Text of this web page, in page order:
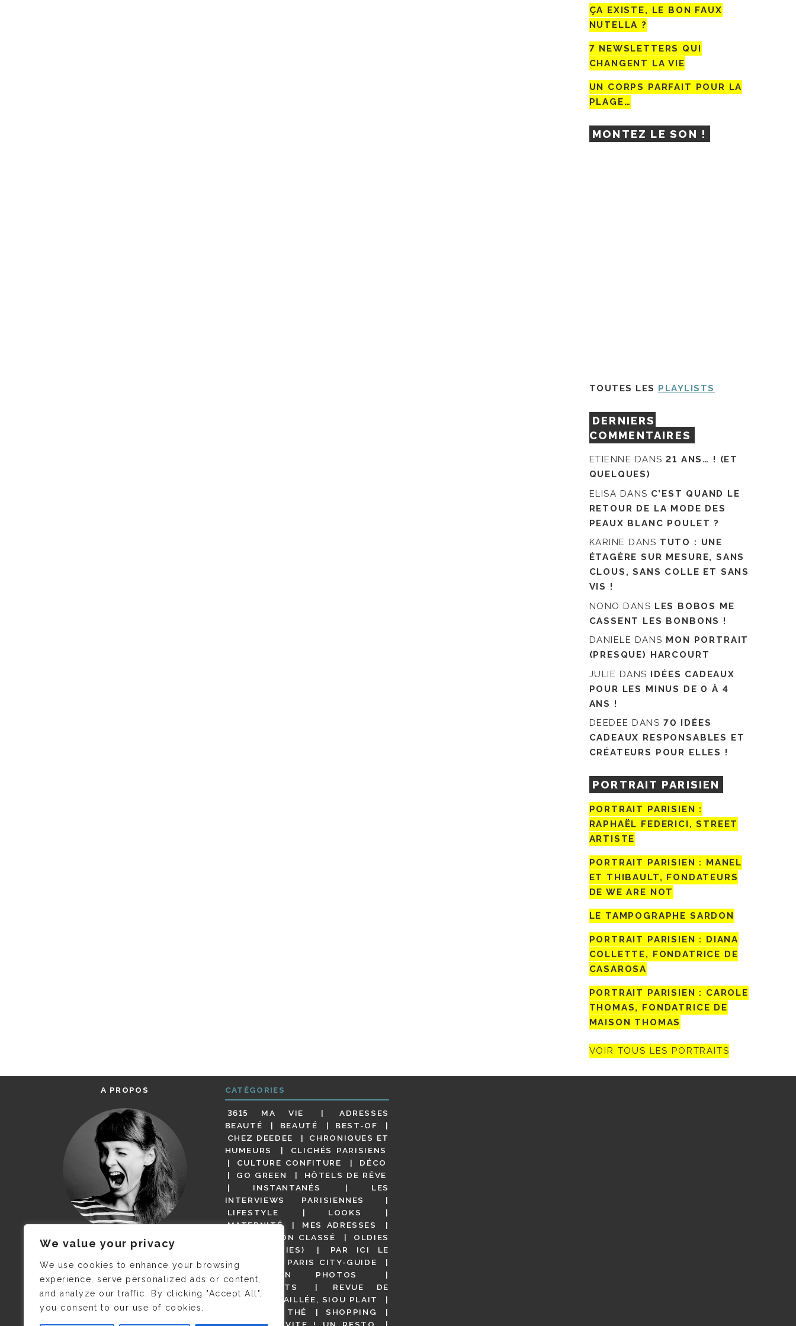
We value your privacy
We use cookies to enhance your browsing
experience, serve personalized ads or content,
and analyze our traffic. By clicking "Accept All",
you consent to our use of cookies.
ÇA EXISTE, LE BON FAUX
NUTELLA ?
7 NEWSLETTERS QUI
CHANGENT LA VIE
UN CORPS PARFAIT POUR LA
PLAGE…
MONTEZ LE SON !
TOUTES LES PLAYLISTS
DERNIERS
COMMENTAIRES
ETIENNE DANS21 ANS… ! (ET
QUELQUES)
ELISA DANS C’EST QUAND LE
RETOUR DE LA MODE DES
PEAUX BLANC POULET ?
KARINE DANS TUTO : UNE
ÉTAGÈRE SUR MESURE, SANS
CLOUS, SANS COLLE ET SANS
VIS !
NONO DANS LES BOBOS ME
CASSENT LES BONBONS !
DANIELE DANS MON PORTRAIT
(PRESQUE) HARCOURT
JULIE DANS IDÉES CADEAUX
POUR LES MINUS DE 0 À 4
ANS !
DEEDEE DANS 70 IDÉES
CADEAUX RESPONSABLES ET
CRÉATEURS POUR ELLES !
PORTRAIT PARISIEN
PORTRAIT PARISIEN :
RAPHAËL FEDERICI, STREET
ARTISTE
PORTRAIT PARISIEN : MANEL
ET THIBAULT, FONDATEURS
DE WE ARE NOT
LE TAMPOGRAPHE SARDON
PORTRAIT PARISIEN : DIANA
COLLETTE, FONDATRICE DE
CASAROSA
PORTRAIT PARISIEN : CAROLE
THOMAS, FONDATRICE DE
MAISON THOMAS
VOIR TOUS LES PORTRAITS
A PROPOS
JE M’APPELLE DELPHINE MAIS
C’EST ©CAMILLE COLLIN QUI A
PRIS CETTE PHOTO !
CATÉGORIES
3615 MA VIE
ADRESSES
BEAUTÉ
BEAUTÉ
BEST-OF
CHEZ DEEDEE
CHRONIQUES ET
HUMEURS
CLICHÉS PARISIENS
CULTURE CONFITURE
DÉCO
GO GREEN
HÔTELS DE RÊVE
INSTANTANÉS
LES
INTERVIEWS PARISIENNES
LIFESTYLE
LOOKS
MATERNITÉ
MES ADRESSES
NON CLASSÉ
OLDIES
(BUT GOODIES)
PAR ICI LE
MAGOT !
PARIS CITY-GUIDE
PARIS EN PHOTOS
RESTAURANTS
REVUE DE
PRESSE DÉTAILLÉE, SIOU PLAIT
SALONS DE THÉ
SHOPPING
VIDÉOS
VITE ! UN RESTO